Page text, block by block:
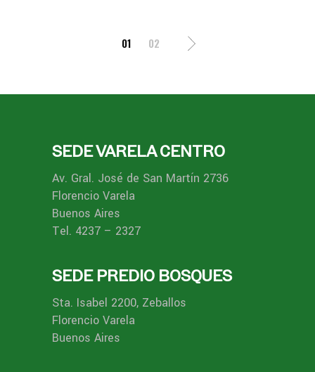
01 02
SEDE VARELA CENTRO
Av. Gral. José de San Martín 2736
Florencio Varela
Buenos Aires
Tel. 4237 – 2327
SEDE PREDIO BOSQUES
Sta. Isabel 2200, Zeballos
Florencio Varela
Buenos Aires